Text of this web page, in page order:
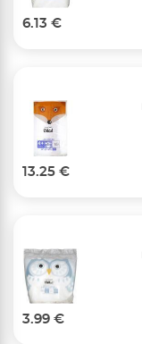
6.13 €
13.25 €
3.99 €